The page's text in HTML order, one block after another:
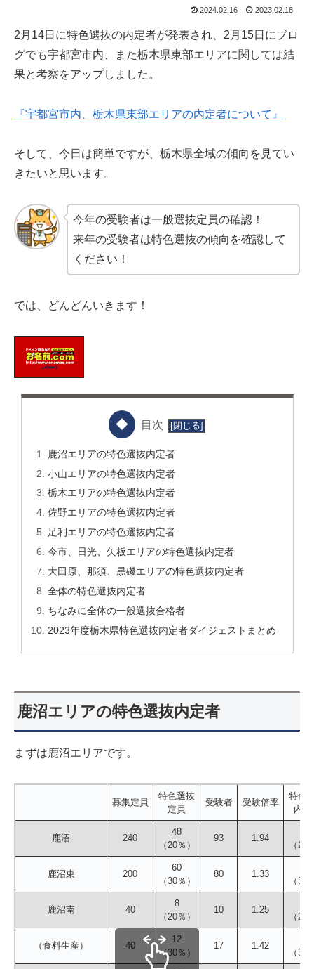
2024.02.16 2023.02.18
2月14日に特色選抜の内定者が発表され、2月15日にブロ
グでも宇都宮市内、また栃木県東部エリアに関しては結
果と考察をアップしました。
『宇都宮市内、栃木県東部エリアの内定者について』
そして、今日は簡単ですが、栃木県全域の傾向を見てい
きたいと思います。
今年の受験者は一般選抜定員の確認！
来年の受験者は特色選抜の傾向を確認して
ください！
では、どんどんいきます！
目次
鹿沼エリアの特色選抜内定者
小山エリアの特色選抜内定者
栃木エリアの特色選抜内定者
佐野エリアの特色選抜内定者
足利エリアの特色選抜内定者
今市、日光、矢板エリアの特色選抜内定者
大田原、那須、黒磯エリアの特色選抜内定者
全体の特色選抜内定者
ちなみに全体の一般選抜合格者
2023年度栃木県特色選抜内定者ダイジェストまとめ
鹿沼エリアの特色選抜内定者
まずは鹿沼エリアです。
募集定員
特色選抜
定員
受験者 受験倍率
特色
内定
鹿沼 240
48
（20％）
93 1.94
（25
鹿沼東 200
60
（30％）
80 1.33
（35
鹿沼南 40
8
（20％）
10 1.25
（25
（食料生産） 40
12
（30％）
17 1.42
（35